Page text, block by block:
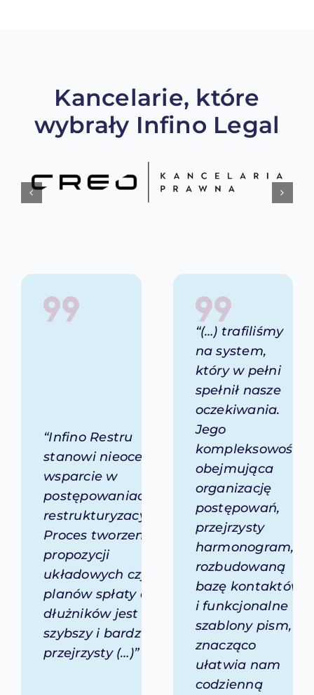
Kancelarie, które
wybrały Infino Legal
“Infino Restru
stanowi nieocenione
wsparcie w
postępowaniach
restrukturyzacyjnych.
Proces tworzenia
propozycji
układowych czy
planów spłaty dla
dłużników jest teraz
szybszy i bardziej
przejrzysty (…)”
“(…) trafiliśmy
na system,
który w pełni
spełnił nasze
oczekiwania.
Jego
kompleksowość,
obejmująca
organizację
postępowań,
przejrzysty
harmonogram,
rozbudowaną
bazę kontaktów
i funkcjonalne
szablony pism,
znacząco
ułatwia nam
codzienną